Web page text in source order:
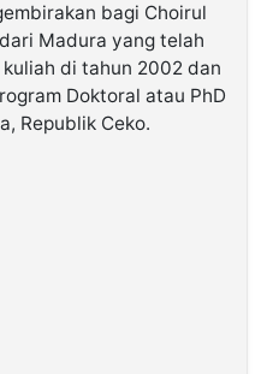
bagi Choirul
Madura yang telah
di tahun 2002 dan
Doktoral atau PhD
Republik Ceko.